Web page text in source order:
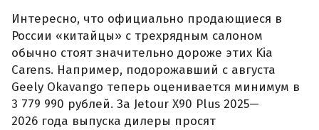
Интересно, что официально продающиеся в
России «китайцы» с трехрядным салоном
обычно стоят значительно дороже этих Kia
Carens. Например, подорожавший с августа
Geely Okavango теперь оценивается минимум в
3 779 990 рублей. За Jetour X90 Plus 2025—
2026 года выпуска дилеры просят